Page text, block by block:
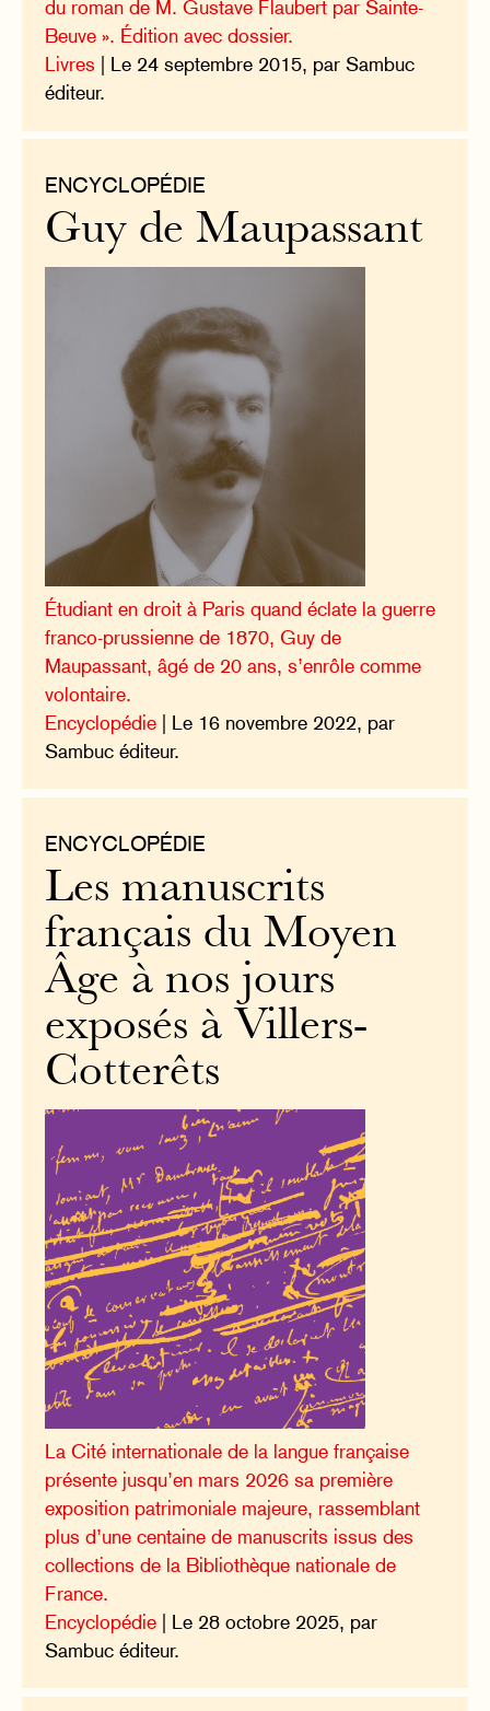
du roman de M. Gustave Flaubert par Sainte-
Beuve ». Édition avec dossier.
Livres | Le 24 septembre 2015, par Sambuc
éditeur.
ENCYCLOPÉDIE
Guy de Maupassant
Étudiant en droit à Paris quand éclate la guerre
franco-prussienne de 1870, Guy de
Maupassant, âgé de 20 ans, s’enrôle comme
volontaire.
Encyclopédie | Le 16 novembre 2022, par
Sambuc éditeur.
ENCYCLOPÉDIE
Les manuscrits
français du Moyen
Âge à nos jours
exposés à Villers-
Cotterêts
La Cité internationale de la langue française
présente jusqu’en mars 2026 sa première
exposition patrimoniale majeure, rassemblant
plus d’une centaine de manuscrits issus des
collections de la Bibliothèque nationale de
France.
Encyclopédie | Le 28 octobre 2025, par
Sambuc éditeur.